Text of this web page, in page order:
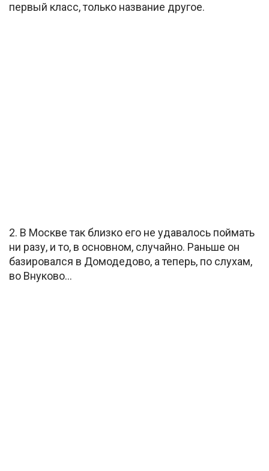
первый класс, только название другое.
2. В Москве так близко его не удавалось поймать
ни разу, и то, в основном, случайно. Раньше он
базировался в Домодедово, а теперь, по слухам,
во Внуково…